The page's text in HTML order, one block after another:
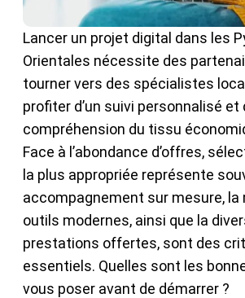
Lancer un projet digital dans les
Orientales nécessite des
tourner vers des spécialistes
profiter d’un suivi personnalisé et
compréhension du tissu
Face à l’abondance d’offres,
la plus appropriée représente
accompagnement sur mesure, la
outils modernes, ainsi que la
prestations offertes, sont des
essentiels. Quelles sont les
vous poser avant de démarrer ?